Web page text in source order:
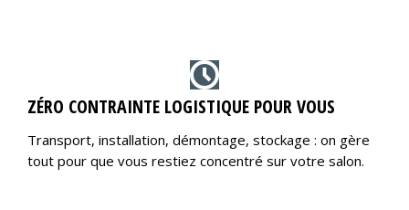
ZÉRO CONTRAINTE LOGISTIQUE POUR VOUS
Transport, installation, démontage, stockage : on gère
tout pour que vous restiez concentré sur votre salon.